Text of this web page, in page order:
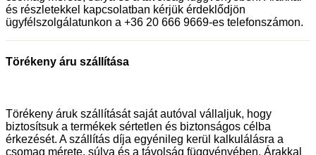
és részletekkel kapcsolatban kérjük érdeklődjön
ügyfélszolgálatunkon a +36 20 666 9669-es telefonszámon.
Törékeny áru szállítása
Törékeny áruk szállítását saját autóval vállaljuk, hogy
biztosítsuk a termékek sértetlen és biztonságos célba
érkezését. A szállítás díja egyénileg kerül kalkulálásra a
csomag mérete, súlya és a távolság függvényében. Árakkal